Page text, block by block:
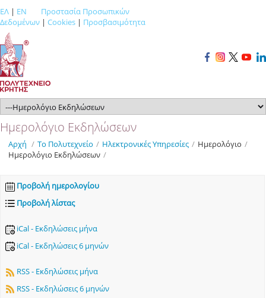
ΕΛ | EN
Προστασία Προσωπικών
Δεδομένων | Cookies | Προσβασιμότητα
Ημερολόγιο Εκδηλώσεων
Αρχή / Το Πολυτεχνείο / Ηλεκτρονικές Υπηρεσίες / Ημερολόγιο /
Ημερολόγιο Εκδηλώσεων /
Προβολή ημερολογίου
Προβολή λίστας
iCal - Εκδηλώσεις μήνα
iCal - Εκδηλώσεις 6 μηνών
RSS - Εκδηλώσεις μήνα
RSS - Εκδηλώσεις 6 μηνών